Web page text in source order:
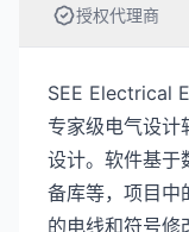
授权代理商
SEE Electrical
专家级电气设计
设计。软件基于
备库等，项目中
的电线和符号修